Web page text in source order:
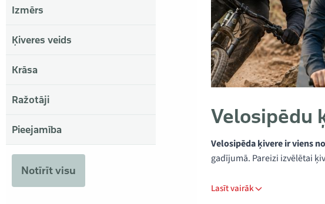
Velosipēdu
Velosipēda ķivere ir viens
gadījumā. Pareizi izvēlētai
Lasīt vairāk
Izmērs
Ķiveres veids
Krāsa
Ražotāji
Pieejamība
Notīrīt visu